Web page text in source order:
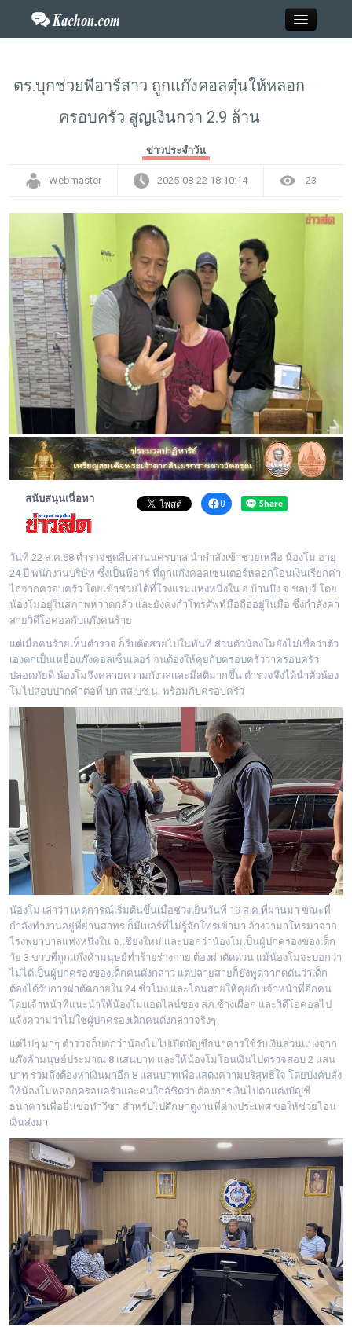
Home
วาไรตี้
ไลฟ์สไตล์
สังคมออนไลน์
พระดอทกะฉ่อน
กะฉ่อนช้อปปิ้ง
ติดต่อ
ตร.บุกช่วยพีอาร์สาว ถูกแก๊งคอลตุ๋นให้หลอก
ครอบครัว สูญเงินกว่า 2.9 ล้าน
ข่าวประจำวัน
Webmaster 2025-08-22 18:10:14 23
สนับสนุนเนื่อหา 0
วันที่ 22 ส.ค.68 ตำรวจชุดสืบสวนนครบาล นำกำลังเข้าช่วยเหลือ น้องโม อายุ
24 ปี พนักงานบริษัท ซึ่งเป็นพีอาร์ ที่ถูกแก๊งคอลเซนเตอร์หลอกโอนเงินเรียกค่า
ไถ่จากครอบครัว โดยเข้าช่วยได้ที่โรงแรมแห่งหนึ่งใน อ.บ้านบึง จ.ชลบุรี โดย
น้องโมอยู่ในสภาพหวาดกลัว และยังคงกำโทรศัพท์มือถืออยู่ในมือ ซึ่งกำลังคา
สายวิดีโอคอลกับแก๊งคนร้าย
แต่เมื่อคนร้ายเห็นตำรวจ ก็รีบตัดสายไปในทันที ส่วนตัวน้องโมยังไม่เชื่อว่าตัว
เองตกเป็นเหยื่อแก๊งคอลเซ็นเตอร์ จนต้องให้คุยกับครอบครัวว่าครอบครัว
ปลอดภัยดี น้องโมจึงคลายความกังวลและมีสติมากขึ้น ตำรวจจึงได้นำตัวน้อง
โมไปสอบปากคำต่อที่ บก.สส.บช.น. พร้อมกับครอบครัว
น้องโม เล่าว่า เหตุการณ์เริ่มต้นขึ้นเมื่อช่วงเย็นวันที่ 19 ส.ค.ที่ผ่านมา ขณะที่
กำลังทำงานอยู่ที่ย่านสาทร ก็มีเบอร์ที่ไม่รู้จักโทรเข้ามา อ้างว่ามาโทรมาจาก
โรงพยาบาลแห่งหนึ่งใน จ.เชียงใหม่ และบอกว่าน้องโมเป็นผู้ปกครองของเด็ก
วัย 3 ขวบที่ถูกแก๊งค้ามนุษย์ทำร้ายร่างกาย ต้องผ่าตัดด่วน แม้น้องโมจะบอกว่า
ไม่ได้เป็นผู้ปกครองของเด็กคนดังกล่าว แต่ปลายสายก็ยังพูดจากดดันว่าเด็ก
ต้องได้รับการผ่าตัดภายใน 24 ชั่วโมง และโอนสายให้คุยกับเจ้าหน้าที่อีกคน
โดยเจ้าหน้าที่แนะนำให้น้องโมแอดไลน์ของ สภ.ช้างเผือก และวิดีโอคอลไป
แจ้งความว่าไม่ใช่ผู้ปกครองเด็กคนดังกล่าวจริงๆ
แต่ไปๆ มาๆ ตำรวจก็บอกว่าน้องโมไปเปิดบัญชีธนาคารใช้รับเงินส่วนแบ่งจาก
แก๊งค้ามนุษย์ประมาณ 8 แสนบาท และให้น้องโมโอนเงินไปตรวจสอบ 2 แสน
บาท รวมถึงต้องหาเงินมาอีก 8 แสนบาทเพื่อแสดงความบริสุทธิ์ใจ โดยบังคับสั่ง
ให้น้องโมหลอกครอบครัวและคนใกล้ชิดว่า ต้องการเงินไปตกแต่งบัญชี
ธนาคารเพื่อยื่นขอทำวีซา สำหรับไปศึกษาดูงานที่ต่างประเทศ ขอให้ช่วยโอน
เงินส่งมา